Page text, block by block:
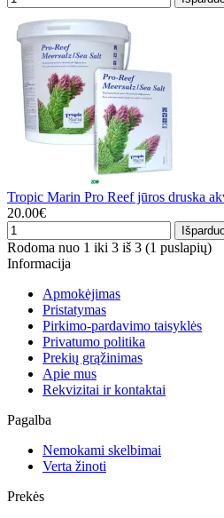
Tropic Marin Pro Reef jūros druska
20.00€
Rodoma nuo 1 iki 3 iš 3 (1 puslapių)
Informacija
Apmokėjimas
Pristatymas
Pirkimo-pardavimo taisyklės
Privatumo politika
Prekių grąžinimas
Apie mus
Rekvizitai ir kontaktai
Pagalba
Nemokami skelbimai
Verta žinoti
Prekės